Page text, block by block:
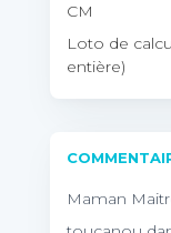
CM
Loto de
entière)
Maman